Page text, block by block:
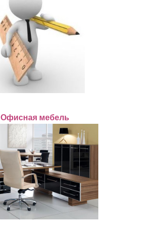
Офисная мебель